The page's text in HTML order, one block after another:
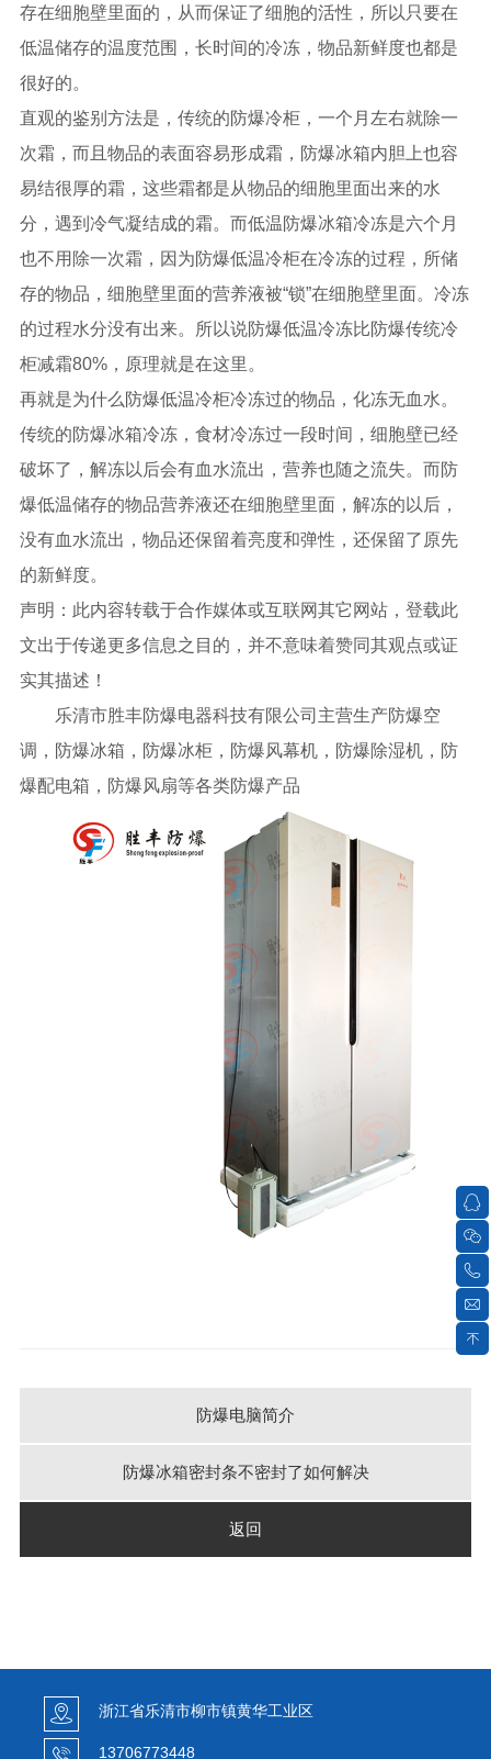
存在细胞壁里面的，从而保证了细胞的活性，所以只要在
低温储存的温度范围，长时间的冷冻，物品新鲜度也都是
很好的。
直观的鉴别方法是，传统的防爆冷柜，一个月左右就除一
次霜，而且物品的表面容易形成霜，防爆冰箱内胆上也容
易结很厚的霜，这些霜都是从物品的细胞里面出来的水
分，遇到冷气凝结成的霜。而低温防爆冰箱冷冻是六个月
也不用除一次霜，因为防爆低温冷柜在冷冻的过程，所储
存的物品，细胞壁里面的营养液被“锁”在细胞壁里面。冷冻
的过程水分没有出来。所以说防爆低温冷冻比防爆传统冷
柜减霜80%，原理就是在这里。
再就是为什么防爆低温冷柜冷冻过的物品，化冻无血水。
传统的防爆冰箱冷冻，食材冷冻过一段时间，细胞壁已经
破坏了，解冻以后会有血水流出，营养也随之流失。而防
爆低温储存的物品营养液还在细胞壁里面，解冻的以后，
没有血水流出，物品还保留着亮度和弹性，还保留了原先
的新鲜度。
声明：此内容转载于合作媒体或互联网其它网站，登载此
文出于传递更多信息之目的，并不意味着赞同其观点或证
实其描述！
乐清市胜丰防爆电器科技有限公司主营生产防爆空
调，防爆冰箱，防爆冰柜，防爆风幕机，防爆除湿机，防
爆配电箱，防爆风扇等各类防爆产品
防爆电脑简介
防爆冰箱密封条不密封了如何解决
返回
浙江省乐清市柳市镇黄华工业区
13706773448